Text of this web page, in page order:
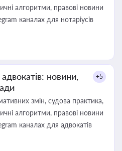
алгоритми, правові новини
каналах для нотаріусів
новини,
+5
змін, судова практика,
алгоритми, правові новини
каналах для адвокатів